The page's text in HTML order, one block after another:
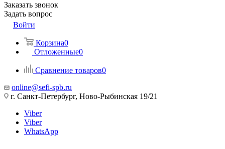
Заказать звонок
Задать вопрос
Войти
Корзина0
Отложенные0
Сравнение товаров0
online@sefi-spb.ru
г. Санкт-Петербург, Ново-Рыбинская 19/21
Viber
Viber
WhatsApp